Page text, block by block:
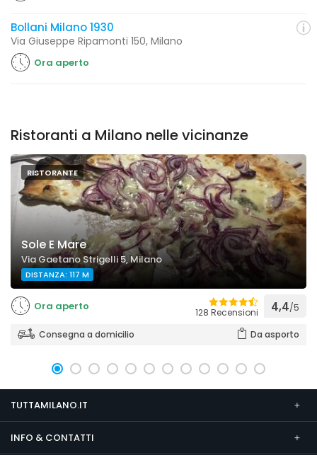
Bollani Milano 1930
Via Giuseppe Ripamonti 150, Milano
Ora aperto
Ristoranti a Milano nelle vicinanze
RISTORANTE
Sole E Mare
Via Gaetano Strigelli 5, Milano
DISTANZA: 117 M
Ora aperto 128 Recensioni 4,4/5
Consegna a domicilio Da asporto
TUTTAMILANO.IT
INFO & CONTATTI